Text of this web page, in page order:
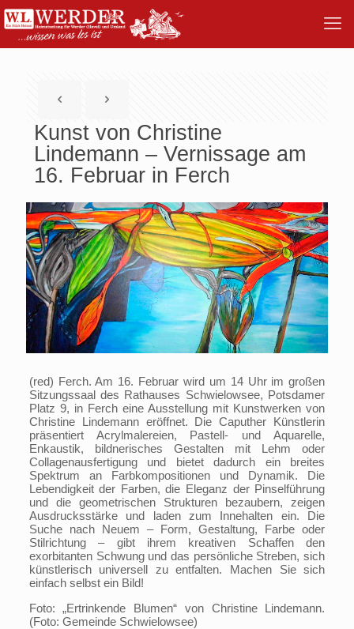
Kunst von Christine
Lindemann – Vernissage am
16. Februar in Ferch
(red) Ferch. Am 16. Februar wird um 14 Uhr im großen
Sitzungssaal des Rathauses Schwielowsee, Potsdamer
Platz 9, in Ferch eine Ausstellung mit Kunstwerken von
Christine Lindemann eröffnet. Die Caputher Künstlerin
präsentiert Acrylmalereien, Pastell- und Aquarelle,
Enkaustik, bildnerisches Gestalten mit Lehm oder
Collagenausfertigung und bietet dadurch ein breites
Spektrum an Farbkompositionen und Dynamik. Die
Lebendigkeit der Farben, die Eleganz der Pinselführung
und die geometrischen Strukturen bezaubern, zeigen
Ausdrucksstärke und laden zum Innehalten ein. Die
Suche nach Neuem – Form, Gestaltung, Farbe oder
Stilrichtung – gibt ihrem kreativen Schaffen den
exorbitanten Schwung und das persönliche Streben, sich
künstlerisch universell zu entfalten. Machen Sie sich
einfach selbst ein Bild!
Foto: „Ertrinkende Blumen“ von Christine Lindemann.
(Foto: Gemeinde Schwielowsee)